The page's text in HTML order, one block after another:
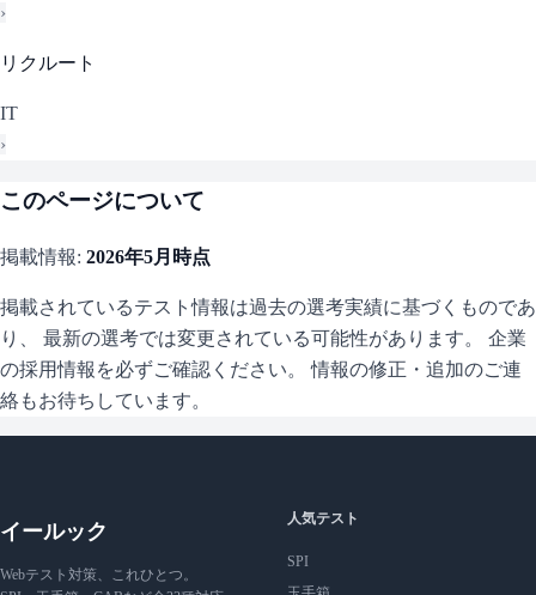
›
リクルート
IT
›
このページについて
掲載情報: 2026年5月 時点
掲載されているテスト情報は過去の選考実績に基づくものであ
り、 最新の選考では変更されている可能性があります。 企業
の採用情報を必ずご確認ください。 情報の修正・追加のご連
絡もお待ちしています。
イールック
Webテスト対策、これひとつ。
人気テスト
SPI